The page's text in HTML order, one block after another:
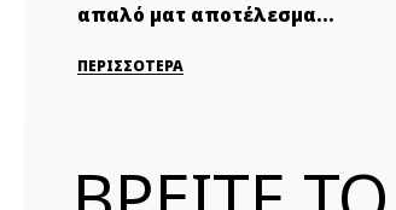
απαλό ματ αποτέλεσμα...
ΠΕΡΙΣΣΟΤΕΡΑ